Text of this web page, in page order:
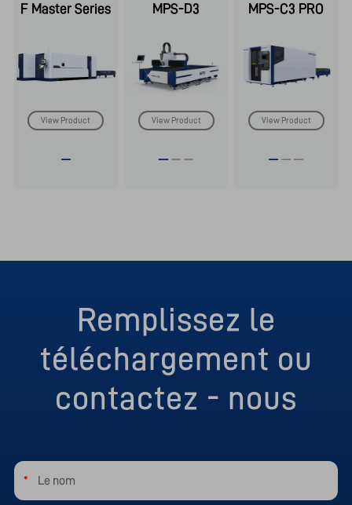
F Master Series
View Product
MPS-D3
View Product
MPS-C3 PRO
View Product
Remplissez le
téléchargement ou
contactez - nous
*